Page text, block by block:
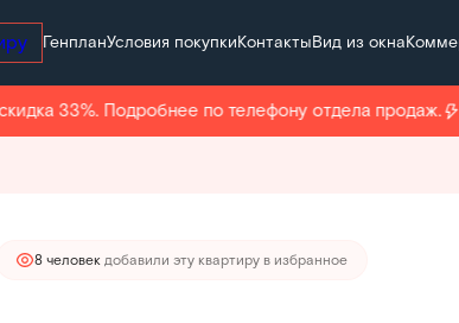
ГенпланУсловия покупкиКонтактыВид из окна
33%. Подробнее по телефону отдела продаж.
руб.Ипотекаот 130 074 руб./мес.
8 человек добавили эту квартиру в избранное